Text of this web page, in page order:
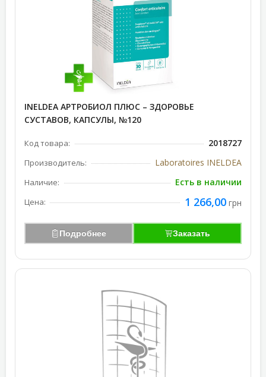
INELDEA АРТРОБИОЛ ПЛЮС – ЗДОРОВЬЕ
СУСТАВОВ, КАПСУЛЫ, №120
Код товара: 2018727
Производитель: Laboratoires INELDEA
Наличие: Есть в наличии
Цена: 1 266,00 грн
Подробнее Заказать